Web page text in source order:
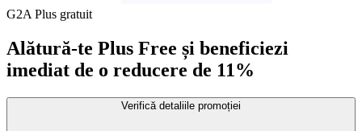
G2A Plus gratuit
Alătură-te Plus Free și beneficiezi
imediat de o reducere de 11%
Verifică detaliile promoției